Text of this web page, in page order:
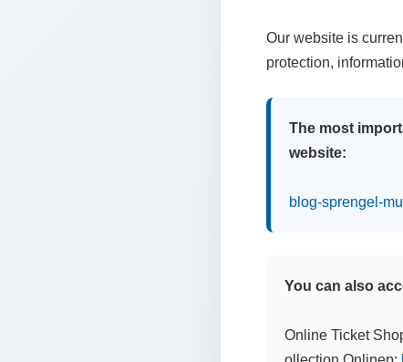
Our website is
protection,
The most
website:
blog-sprengel-
You can also
Online Ticket